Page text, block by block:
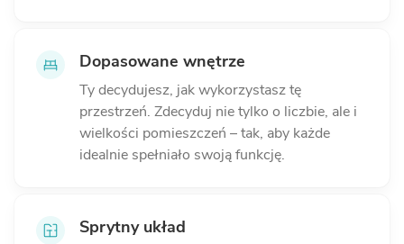
Dopasowane wnętrze
Ty decydujesz, jak wykorzystasz tę
przestrzeń. Zdecyduj nie tylko o liczbie, ale i
wielkości pomieszczeń – tak, aby każde
idealnie spełniało swoją funkcję.
Sprytny układ